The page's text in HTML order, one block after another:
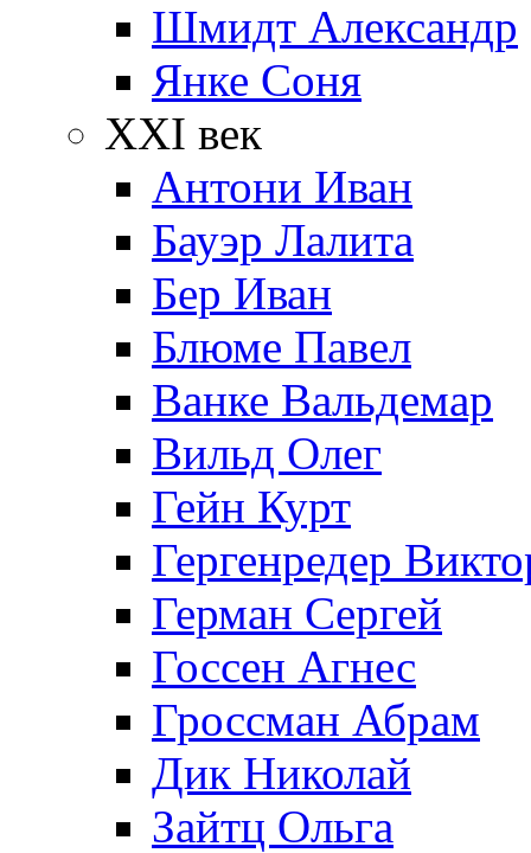
Шмидт Александр
Янке Соня
XXI век
Антони Иван
Бауэр Лалита
Бер Иван
Блюме Павел
Ванке Вальдемар
Вильд Олег
Гейн Курт
Гергенредер
Герман Сергей
Госсен Агнес
Гроссман Абрам
Дик Николай
Зайтц Ольга